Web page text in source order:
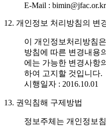
E-Mail : bimin@jfac.or.kr
12. 개인정보 처리방침의 변
이 개인정보처리방침
방침에 따른 변경내용
에는 가능한 변경사항
하여 고지할 것입니다.
시행일자 : 2016.10.01
13. 권익침해 구제방법
정보주체는 개인정보